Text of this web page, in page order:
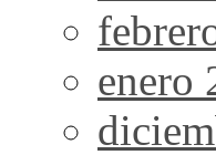
enero